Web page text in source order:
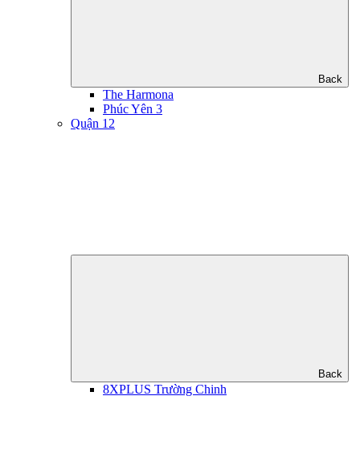
Back
The Harmona
Phúc Yên 3
Quận 12
Back
8XPLUS Trường Chinh